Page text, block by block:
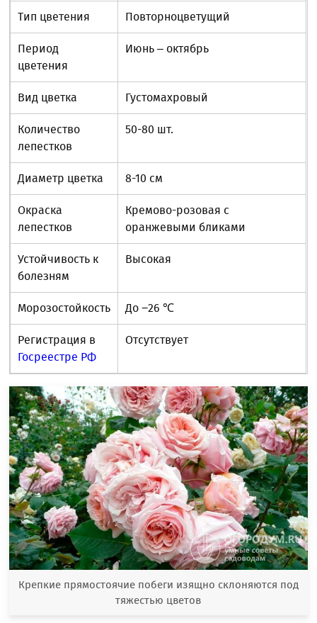
Тип цветения Повторноцветущий
Период
цветения
Июнь – октябрь
Вид цветка Густомахровый
Количество
лепестков
50-80 шт.
Диаметр цветка 8-10 см
Окраска
лепестков
Кремово-розовая с
оранжевыми бликами
Устойчивость к
болезням
Высокая
Морозостойкость До −26 ℃
Регистрация в
Госреестре РФ
Отсутствует
Крепкие прямостоячие побеги изящно склоняются под
тяжестью цветов